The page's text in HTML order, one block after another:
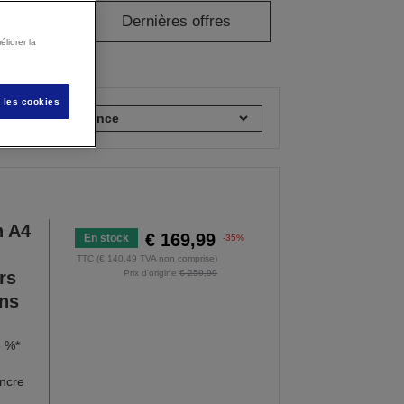
Dernières offres
par :
A4
%*
En stock € 169,99 -35%
TTC (€ 140,49 TVA non comprise)
Prix d'origine€ 259,99
la
les cookies